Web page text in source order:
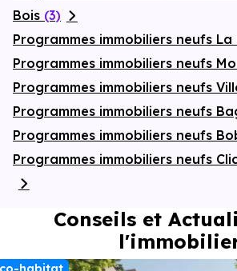
Bois (3)
Programmes immobiliers neufs La
Programmes immobiliers neufs
Programmes immobiliers neufs
Programmes immobiliers neufs
Programmes immobiliers neufs
Programmes immobiliers neufs
Conseils et